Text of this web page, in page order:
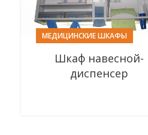
МЕДИЦИНСКИЕ ШКАФЫ
Шкаф навесной-
диспенсер